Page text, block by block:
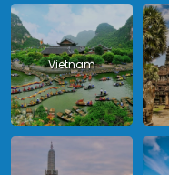
Vietnam